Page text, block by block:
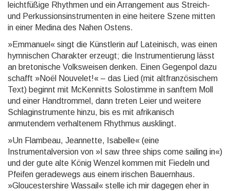
leichtfüßige Rhythmen und ein Arrangement aus Streich-
und Perkussionsinstrumenten in eine heitere Szene mitten
in einer Medina des Nahen Ostens.
»Emmanuel« singt die Künstlerin auf Lateinisch, was einen
hymnischen Charakter erzeugt; die Instrumen­tierung lässt
an bretonische Volksweisen denken. Einen Gegenpol dazu
schafft »Noël Nouvelet!« – das Lied (mit altfranzösischem
Text) beginnt mit McKennitts Solostimme in sanftem Moll
und einer Hand­trommel, dann treten Leier und weitere
Schlaginstrumente hinzu, bis es mit afrikanisch
anmutendem ver­haltenem Rhythmus ausklingt.
»Un Flambeau, Jeannette, Isabelle« (eine
Instrumentalversion von »I saw three ships come sailing in«)
und der gute alte König Wenzel kommen mit Fiedeln und
Pfeifen geradewegs aus einem irischen Bauernhaus.
»Gloucestershire Wassail« stelle ich mir dagegen eher in